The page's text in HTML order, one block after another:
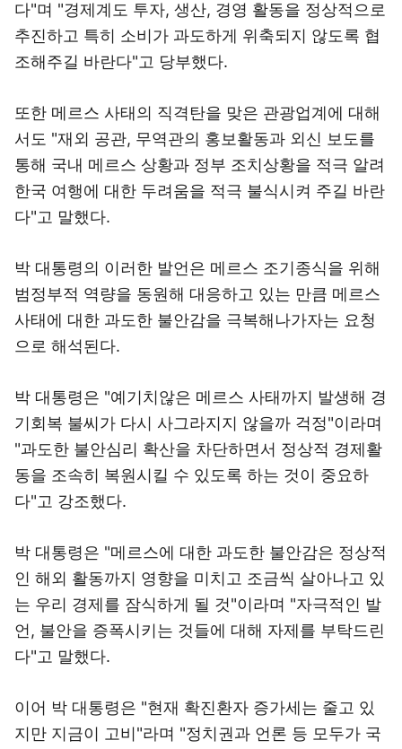
다"며 "경제계도 투자, 생산, 경영 활동을 정상적으로
추진하고 특히 소비가 과도하게 위축되지 않도록 협
조해주길 바란다"고 당부했다.
또한 메르스 사태의 직격탄을 맞은 관광업계에 대해
서도 "재외 공관, 무역관의 홍보활동과 외신 보도를
통해 국내 메르스 상황과 정부 조치상황을 적극 알려
한국 여행에 대한 두려움을 적극 불식시켜 주길 바란
다"고 말했다.
박 대통령의 이러한 발언은 메르스 조기종식을 위해
범정부적 역량을 동원해 대응하고 있는 만큼 메르스
사태에 대한 과도한 불안감을 극복해나가자는 요청
으로 해석된다.
박 대통령은 "예기치않은 메르스 사태까지 발생해 경
기회복 불씨가 다시 사그라지지 않을까 걱정"이라며
"과도한 불안심리 확산을 차단하면서 정상적 경제활
동을 조속히 복원시킬 수 있도록 하는 것이 중요하
다"고 강조했다.
박 대통령은 "메르스에 대한 과도한 불안감은 정상적
인 해외 활동까지 영향을 미치고 조금씩 살아나고 있
는 우리 경제를 잠식하게 될 것"이라며 "자극적인 발
언, 불안을 증폭시키는 것들에 대해 자제를 부탁드린
다"고 말했다.
이어 박 대통령은 "현재 확진환자 증가세는 줄고 있
지만 지금이 고비"라며 "정치권과 언론 등 모두가 국